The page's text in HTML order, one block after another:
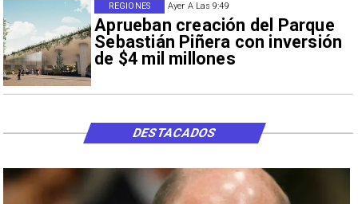
Ayer A Las 9:49
Aprueban creación del Parque
Sebastián Piñera con inversión
de $4 mil millones
REGIONES
DESTACADOS